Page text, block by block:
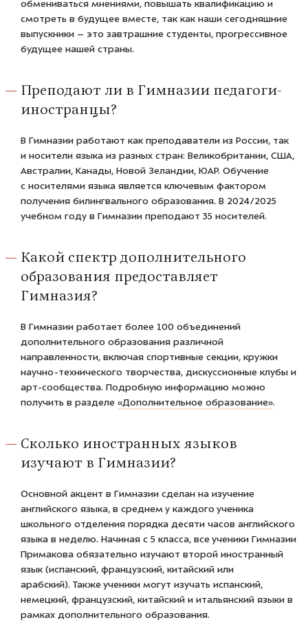
обмениваться мнениями, повышать квалификацию и
смотреть в будущее вместе, так как наши сегодняшние
выпускники – это завтрашние студенты, прогрессивное
будущее нашей страны.
Преподают ли в Гимназии педагоги-
иностранцы?
В Гимназии работают как преподаватели из России, так
и носители языка из разных стран: Великобритании, США,
Австралии, Канады, Новой Зеландии, ЮАР. Обучение
с носителями языка является ключевым фактором
получения билингвального образования. В 2024/2025
учебном году в Гимназии преподают 35 носителей.
Какой спектр дополнительного
образования предоставляет
Гимназия?
В Гимназии работает более 100 объединений
дополнительного образования различной
направленности, включая спортивные секции, кружки
научно-технического творчества, дискуссионные клубы и
арт-сообщества. Подробную информацию можно
получить в разделе «Дополнительное образование».
Сколько иностранных языков
изучают в Гимназии?
Основной акцент в Гимназии сделан на изучение
английского языка, в среднем у каждого ученика
школьного отделения порядка десяти часов английского
языка в неделю. Начиная с 5 класса, все ученики Гимназии
Примакова обязательно изучают второй иностранный
язык (испанский, французский, китайский или
арабский). Также ученики могут изучать испанский,
немецкий, французский, китайский и итальянский языки в
рамках дополнительного образования.